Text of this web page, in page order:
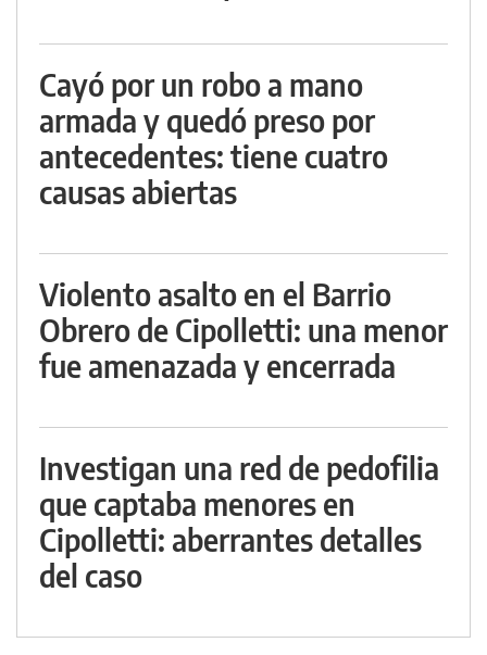
Cayó por un robo a mano
armada y quedó preso por
antecedentes: tiene cuatro
causas abiertas
Violento asalto en el Barrio
Obrero de Cipolletti: una menor
fue amenazada y encerrada
Investigan una red de pedofilia
que captaba menores en
Cipolletti: aberrantes detalles
del caso